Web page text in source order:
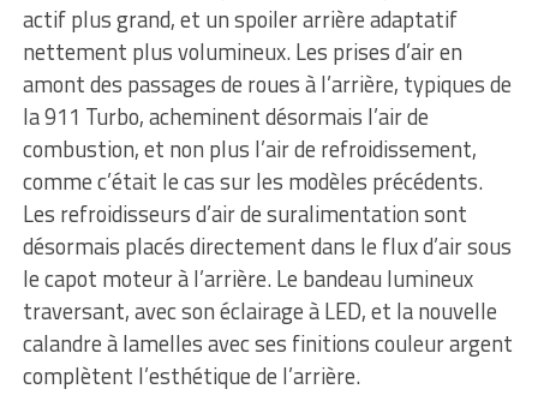
actif plus grand, et un spoiler arrière adaptatif
nettement plus volumineux. Les prises d’air en
amont des passages de roues à l’arrière, typiques de
la 911 Turbo, acheminent désormais l’air de
combustion, et non plus l’air de refroidissement,
comme c’était le cas sur les modèles précédents.
Les refroidisseurs d’air de suralimentation sont
désormais placés directement dans le flux d’air sous
le capot moteur à l’arrière. Le bandeau lumineux
traversant, avec son éclairage à LED, et la nouvelle
calandre à lamelles avec ses finitions couleur argent
complètent l’esthétique de l’arrière.